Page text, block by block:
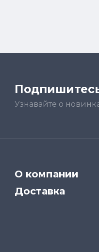
Узнавайте о
О компании
Доставка